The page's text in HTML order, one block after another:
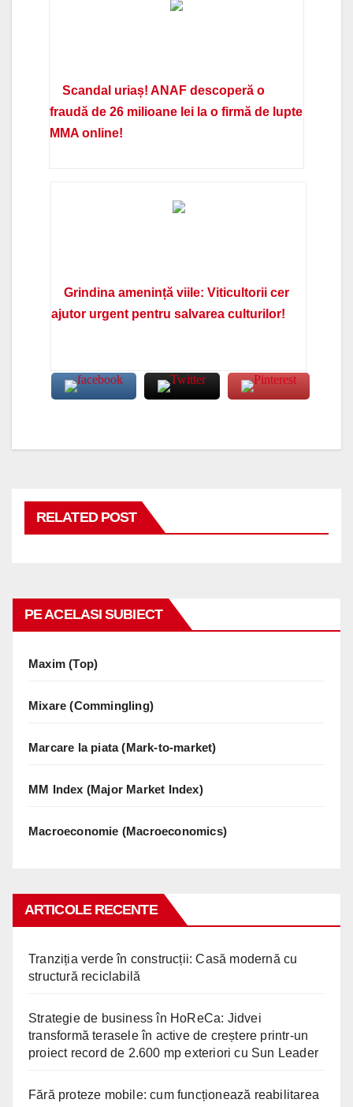
Scandal uriaș! ANAF descoperă o
fraudă de 26 milioane lei la o firmă de lupte
MMA online!
Grindina amenință viile: Viticultorii cer
ajutor urgent pentru salvarea culturilor!
RELATED POST
PE ACELASI SUBIECT
Maxim (Top)
Mixare (Commingling)
Marcare la piata (Mark-to-market)
MM Index (Major Market Index)
Macroeconomie (Macroeconomics)
ARTICOLE RECENTE
Tranziția verde în construcții: Casă modernă cu
structură reciclabilă
Strategie de business în HoReCa: Jidvei
transformă terasele în active de creștere printr-un
proiect record de 2.600 mp exteriori cu Sun Leader
Fără proteze mobile: cum funcționează reabilitarea